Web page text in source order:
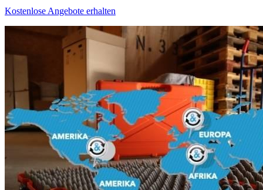
Kostenlose Angebote erhalten